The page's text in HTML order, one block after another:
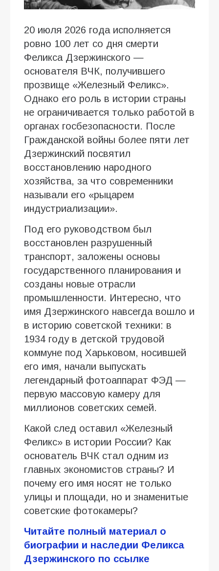
20 июля 2026 года исполняется
ровно 100 лет со дня смерти
Феликса Дзержинского —
основателя ВЧК, получившего
прозвище «Железный Феликс».
Однако его роль в истории страны
не ограничивается только работой в
органах госбезопасности. После
Гражданской войны более пяти лет
Дзержинский посвятил
восстановлению народного
хозяйства, за что современники
называли его «рыцарем
индустриализации».
Под его руководством был
восстановлен разрушенный
транспорт, заложены основы
государственного планирования и
созданы новые отрасли
промышленности. Интересно, что
имя Дзержинского навсегда вошло и
в историю советской техники: в
1934 году в детской трудовой
коммуне под Харьковом, носившей
его имя, начали выпускать
легендарный фотоаппарат ФЭД —
первую массовую камеру для
миллионов советских семей.
Какой след оставил «Железный
Феликс» в истории России? Как
основатель ВЧК стал одним из
главных экономистов страны? И
почему его имя носят не только
улицы и площади, но и знаменитые
советские фотокамеры?
Читайте полный материал о
биографии и наследии Феликса
Дзержинского по ссылке